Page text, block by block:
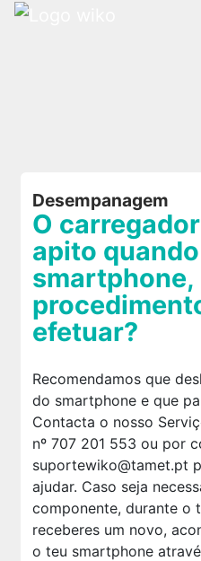
Desempanagem
O
apito
smartphone,
efetuar?
Recomendamos que
do smartphone e que
Contacta o nosso
nº 707 201 553 ou por
suportewiko@tamet.pt
ajudar. Caso seja
componente, durante o
receberes um novo,
o teu smartphone